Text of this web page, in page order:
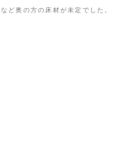
ど奥の方の床材が未定でした。